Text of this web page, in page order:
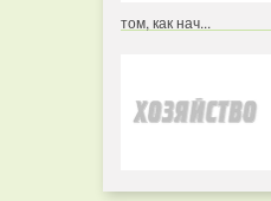
том, как нач...